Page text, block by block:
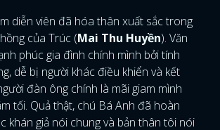
diễn viên đã hóa thân xuất sắc trong
của Trúc (Mai Thu Huyền). Văn
phúc gia đình chính mình bởi tính
dễ bị người khác điều khiển và kết
đàn ông chính là mãi giam mình
tối. Quả thật, chú Bá Anh đã hoàn
khán giả nói chung và bản thân tôi nói